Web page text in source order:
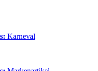
Karneval